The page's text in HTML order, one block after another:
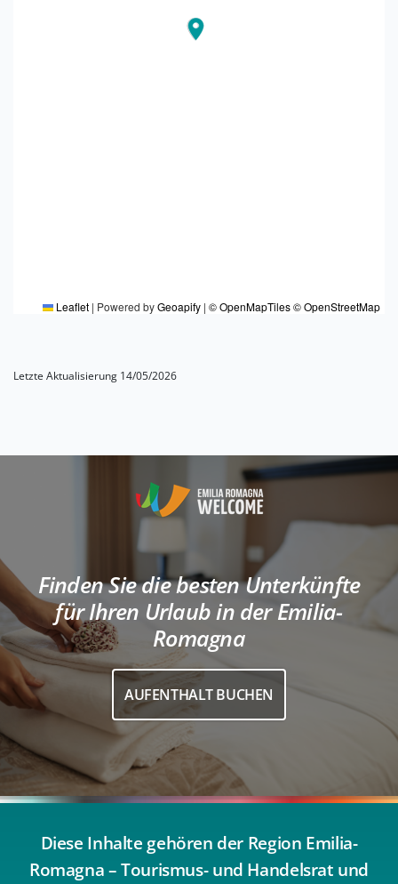
Leaflet | Powered byGeoapify | © OpenMapTiles© OpenStreetMap
Letzte Aktualisierung 14/05/2026
Finden Sie die besten Unterkünfte
für Ihren Urlaub in der Emilia-
Romagna
AUFENTHALT BUCHEN
Diese Inhalte gehören der Region Emilia-
Romagna – Tourismus- und Handelsrat und